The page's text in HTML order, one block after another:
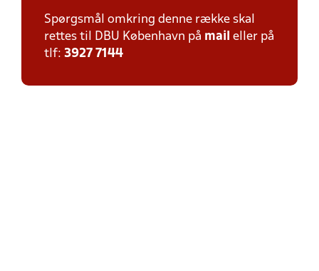
Spørgsmål omkring denne række skal
rettes til DBU København på mail eller på
tlf: 3927 7144